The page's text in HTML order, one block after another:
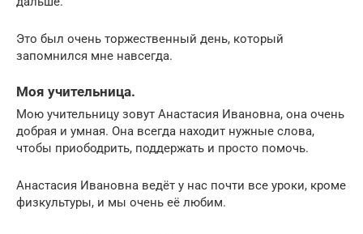
Это был очень торжественный день, который
запомнился мне навсегда.
Моя учительница.
Мою учительницу зовут Анастасия Ивановна, она очень
добрая и умная. Она всегда находит нужные слова,
чтобы приободрить, поддержать и просто помочь.
Анастасия Ивановна ведёт у нас почти все уроки, кроме
физкультуры, и мы очень её любим.